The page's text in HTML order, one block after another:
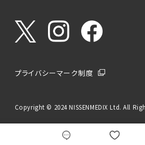
プライバシーマーク制度
Copyright © 2024 NISSENMEDIX Ltd. All